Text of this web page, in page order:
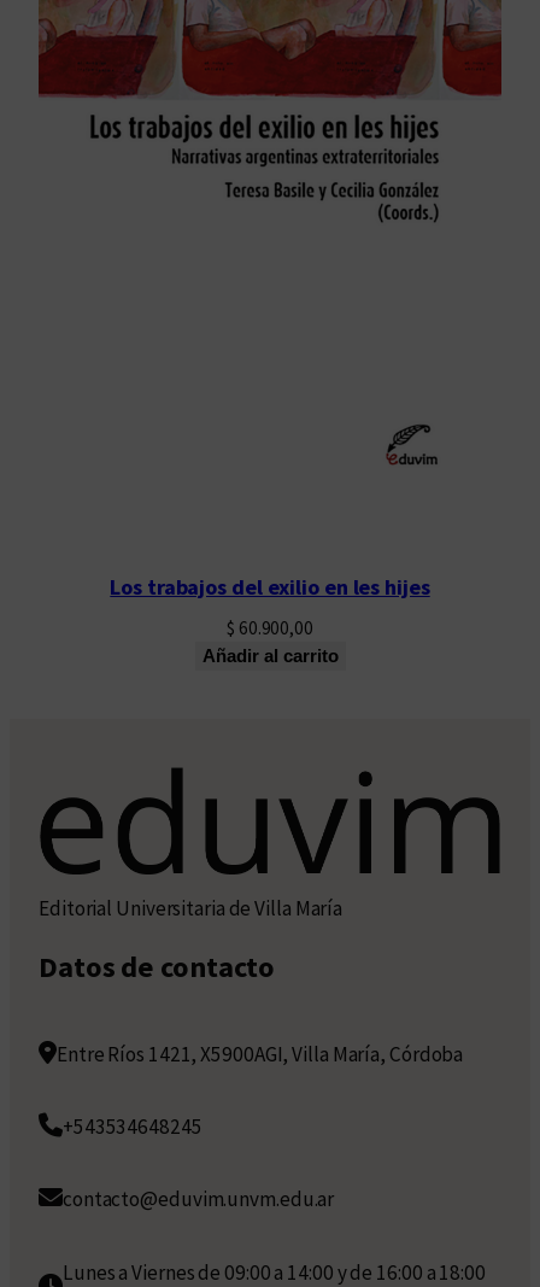
Los trabajos del exilio en les hijes
$ 60.900,00
Añadir al carrito
Editorial Universitaria de Villa María
Datos de contacto
Entre Ríos 1421, X5900AGI, Villa María, Córdoba
+543534648245
contacto@eduvim.unvm.edu.ar
Lunes a Viernes de 09:00 a 14:00 y de 16:00 a 18:00